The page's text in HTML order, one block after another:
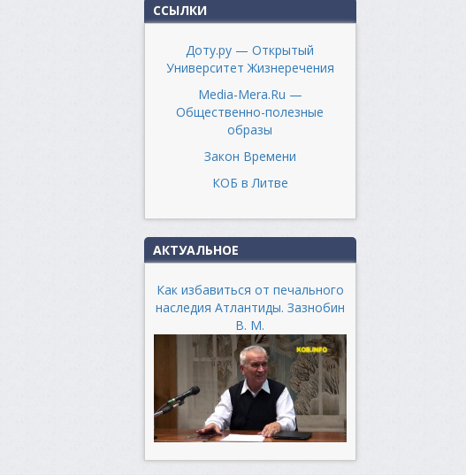
ССЫЛКИ
Доту.ру — Открытый
Университет Жизнеречения
Media-Mera.Ru —
Общественно-полезные
образы
Закон Времени
КОБ в Литве
АКТУАЛЬНОЕ
Как избавиться от печального
наследия Атлантиды. Зазнобин
В. М.